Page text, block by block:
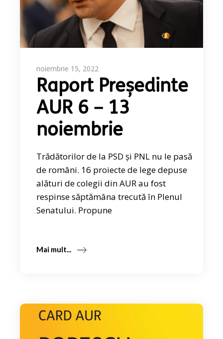
noiembrie 15, 2022
Raport Președinte
AUR 6 – 13
noiembrie
Trădătorilor de la PSD și PNL nu le pasă
de români. 16 proiecte de lege depuse
alături de colegii din AUR au fost
respinse săptămâna trecută în Plenul
Senatului. Propune
Mai mult...